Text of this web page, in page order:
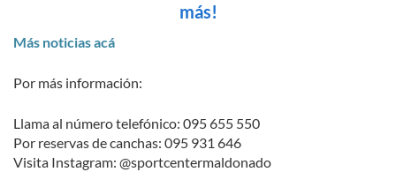
más!
Más noticias acá
Por más información:
Llama al número telefónico: 095 655 550
Por reservas de canchas: 095 931 646
Visita Instagram: @sportcentermaldonado